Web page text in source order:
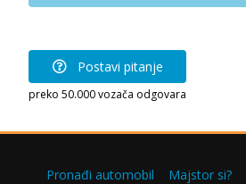
Postavi pitanje
preko 50.000 vozača odgovara
Pronađi automobil Majstor si?